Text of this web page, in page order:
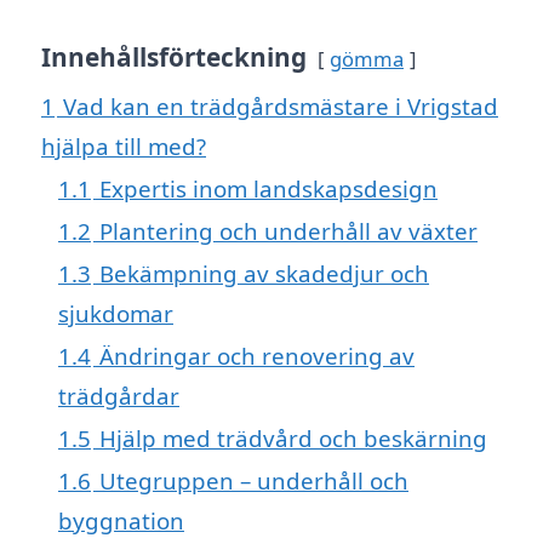
Innehållsförteckning gömma
1 Vad kan en trädgårdsmästare i Vrigstad
hjälpa till med?
1.1 Expertis inom landskapsdesign
1.2 Plantering och underhåll av växter
1.3 Bekämpning av skadedjur och
sjukdomar
1.4 Ändringar och renovering av
trädgårdar
1.5 Hjälp med trädvård och beskärning
1.6 Utegruppen – underhåll och
byggnation